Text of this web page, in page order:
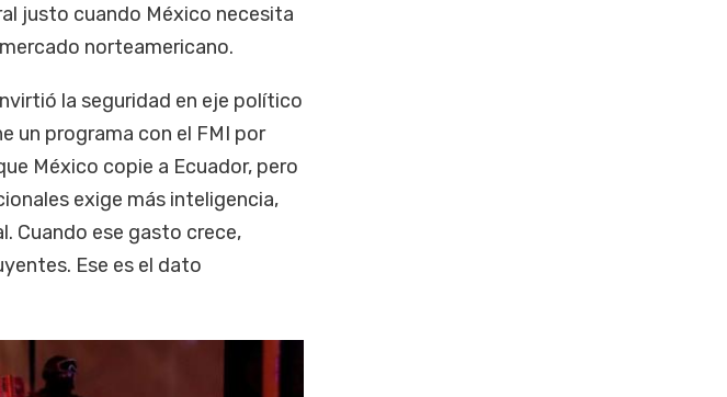
justo cuando México necesita
norteamericano.
la seguridad en eje político
un programa con el FMI por
México copie a Ecuador, pero
exige más inteligencia,
Cuando ese gasto crece,
Ese es el dato